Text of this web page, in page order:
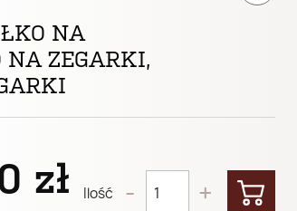
NA
NA ZEGARKI,
zł Ilość - +